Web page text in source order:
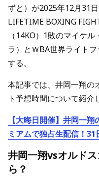
ずと）が2025年12月31
LIFETIME BOXING
（14KO）1敗のマイケ
ラ）とＷBA世界ライト
する。
本記事では、井岡一翔の
ト予想時間について紹介
【大晦日開催】井岡一
ミアムで独占生配信！
井岡一翔vsオルド
ら？